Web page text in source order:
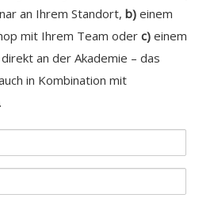
an Ihrem Standort, b) einem
mit Ihrem Team oder c) einem
an der Akademie – das
in Kombination mit